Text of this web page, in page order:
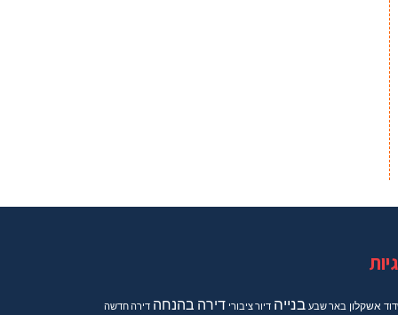
אשקלון באר שבע בנייה דיור ציבורי דירה בהנחה דירה חדשה